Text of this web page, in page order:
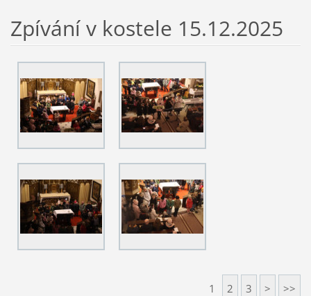
Zpívání v kostele 15.12.2025
1 2 3 > >>